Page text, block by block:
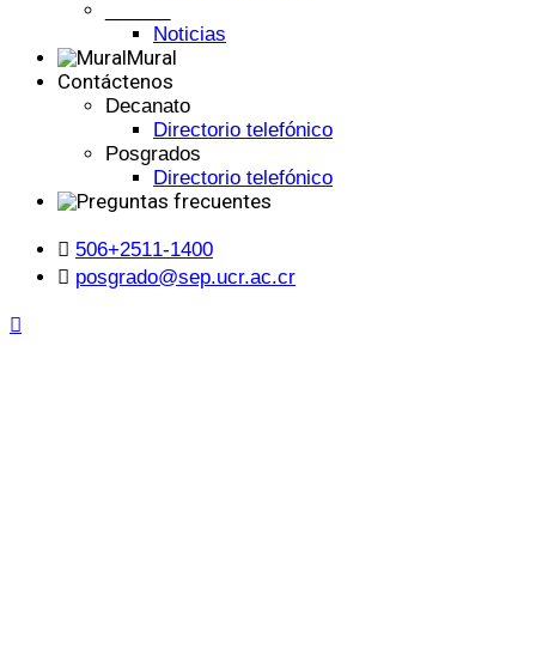
Noticias
Mural
Contáctenos
Decanato
Directorio telefónico
Posgrados
Directorio telefónico
506+2511-1400
posgrado@sep.ucr.ac.cr